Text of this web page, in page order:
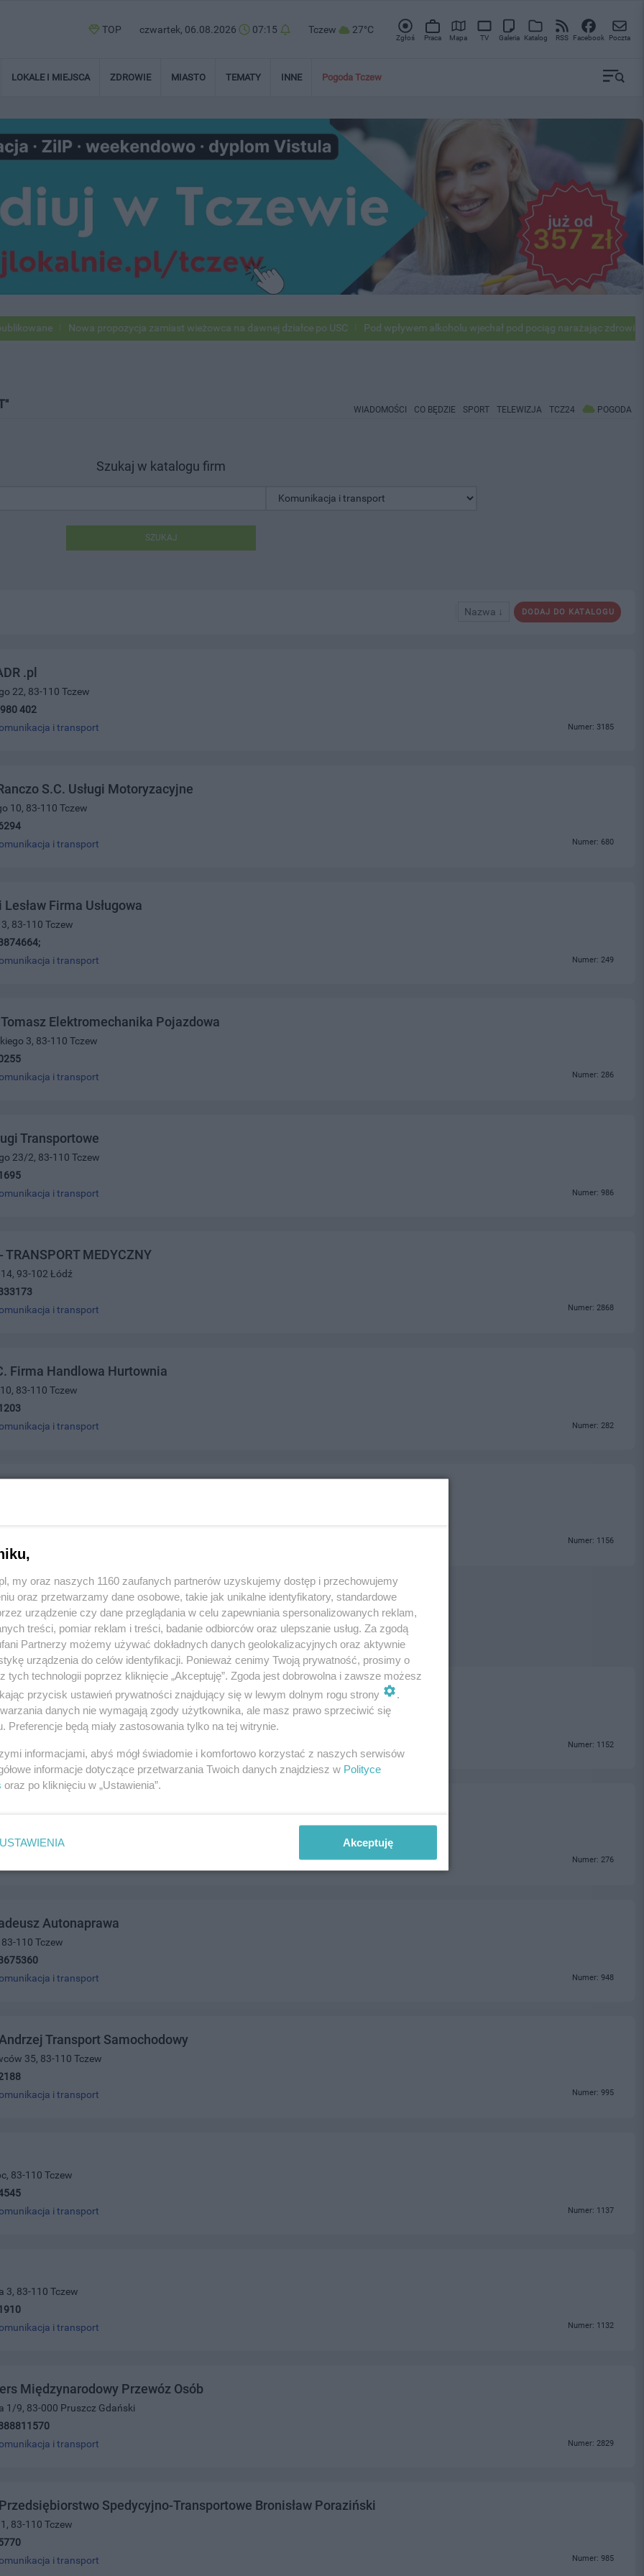
TOP czwartek, 06.08.2026 07:15 Tczew 27°C
Zgłoś Praca Mapa TV Galeria Katalog RSS Facebook Poczta
LOKALE I MIEJSCA ZDROWIE MIASTO TEMATY INNE Pogoda Tczew
Nowa propozycja zamiast wieżowca na dawnej działce po USC Pod wpływem alkoholu wjechał pod pociąg narażając zdrowie i życie
WIADOMOŚCI CO BĘDZIE SPORT TELEWIZJA TCZ24 POGODA
Szukaj w katalogu firm
SZUKAJ
DODAJ DO KATALOGU
Nazwa ↓
.pl
22, 83-110 Tczew
402
i transport Numer: 3185
S.C. Usługi Motoryzacyjne
10, 83-110 Tczew
i transport Numer: 680
Firma Usługowa
83-110 Tczew
i transport Numer: 249
Elektromechanika Pojazdowa
3, 83-110 Tczew
i transport Numer: 286
Transportowe
23/2, 83-110 Tczew
i transport Numer: 986
TRANSPORT MEDYCZNY
93-102 Łódź
i transport Numer: 2868
Firma Handlowa Hurtownia
83-110 Tczew
i transport Numer: 282
2a, 83-110 Tczew
Numer: 1156
Jagiellończyka 15, 83-110 Tczew
Numer: 1152
Numer: 276
Autonaprawa
110 Tczew
i transport Numer: 948
Transport Samochodowy
35, 83-110 Tczew
i transport Numer: 995
83-110 Tczew
i transport Numer: 1137
3, 83-110 Tczew
i transport Numer: 1132
Międzynarodowy Przewóz Osób
1/9, 83-000 Pruszcz Gdański
i transport Numer: 2829
Spedycyjno-Transportowe Bronisław Poraziński
83-110 Tczew
i transport Numer: 985
my oraz naszych 1160 zaufanych partnerów uzyskujemy dostęp i przechowujemy
oraz przetwarzamy dane osobowe, takie jak unikalne identyfikatory, standardowe
urządzenie czy dane przeglądania w celu zapewniania spersonalizowanych reklam,
treści, pomiar reklam i treści, badanie odbiorców oraz ulepszanie usług. Za zgodą
Partnerzy możemy używać dokładnych danych geolokalizacyjnych oraz aktywnie
urządzenia do celów identyfikacji. Ponieważ cenimy Twoją prywatność, prosimy o
tych technologii poprzez kliknięcie „Akceptuję”. Zgoda jest dobrowolna i zawsze możesz
przycisk ustawień prywatności znajdujący się w lewym dolnym rogu strony
.
danych nie wymagają zgody użytkownika, ale masz prawo sprzeciwić się
Preferencje będą miały zastosowania tylko na tej witrynie.
informacjami, abyś mógł świadomie i komfortowo korzystać z naszych serwisów
informacje dotyczące przetwarzania Twoich danych znajdziesz w Polityce
oraz po kliknięciu w „Ustawienia”.
USTAWIENIA Akceptuję